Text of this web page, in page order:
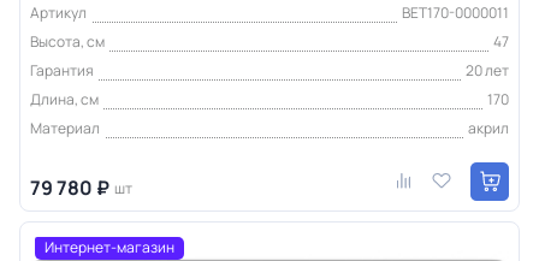
Артикул
BET170-0000011
Высота, см
47
Гарантия
20 лет
Длина, см
170
Материал
акрил
79 780 ₽ шт
Интернет-магазин